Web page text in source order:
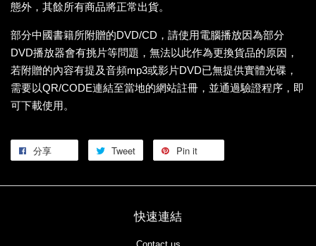
態外，其餘所有商品將正常出貨。
部分中國書籍所附贈的DVD/CD，請使用電腦播放因為部分
DVD播放器會有挑片等問題，無法以此作為更換貨品的原因，
若附贈的內容有提及音頻mp3或影片DVD已無提供實體光碟，
需要以QR/CODE連結至當地的網站註冊，並通過驗證程序，即
可下載使用。
分享 Tweet Pin it
快速連結